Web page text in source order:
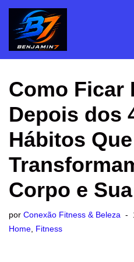
Pular
para
o
Como Ficar
Depois dos
Hábitos Que
Corpo e
por Conexão Fitness & Beleza
Home Fitness